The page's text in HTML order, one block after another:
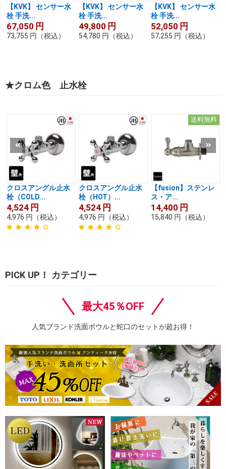
【KVK】 センサー水
栓 手洗...
67,050 円
73,755 円 （税込）
【KVK】 センサー水
栓 手洗...
49,800 円
54,780 円 （税込）
【KVK】 センサー水
栓 手洗...
52,050 円
57,255 円 （税込）
★クロム色 止水栓
クロスアングル止水
栓（COLD...
4,524 円
4,976 円 （税込）
クロスアングル止水
栓（HOT）...
4,524 円
4,976 円 （税込）
送料無料
【fusion】ステンレ
ス・ア...
14,400 円
15,840 円 （税込）
PICK UP！ カテゴリー
最大45％OFF
人気ブランド洗面ボウルと蛇口のセットが超お得！